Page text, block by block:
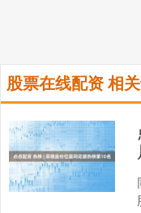
股票在线配资 相